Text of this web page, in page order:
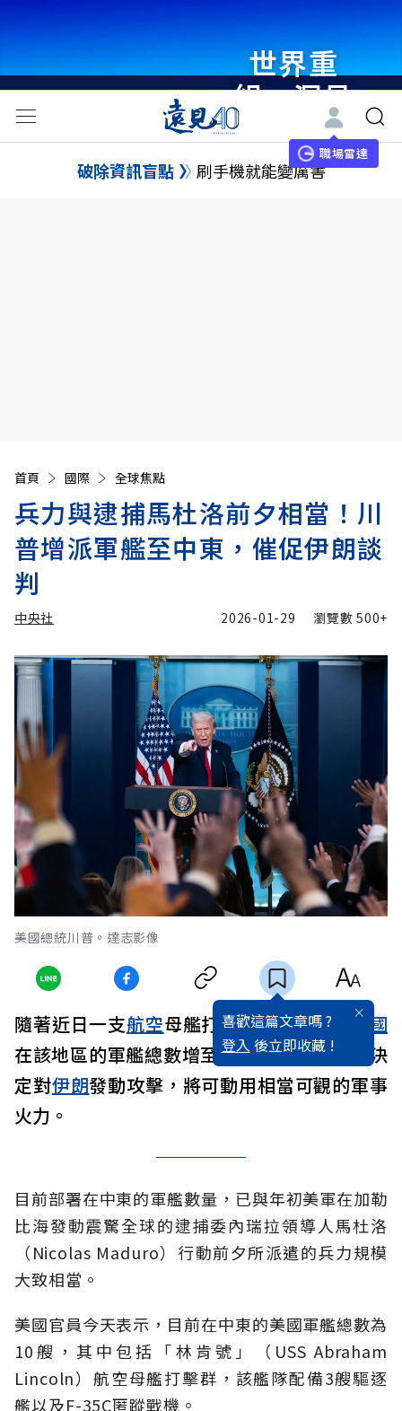
世界重
組・洞見
未來 與
世界領袖
職場雷達
破除資訊盲點 刷手機就能變厲害
首頁 國際 全球焦點
兵力與逮捕馬杜洛前夕相當！川
普增派軍艦至中東，催促伊朗談
判
中央社 2026-01-29 瀏覽數500+
美國總統川普。達志影像
喜歡這篇文章嗎 ?
登入 後立即收藏 !
隨著近日一支航空母艦打擊群抵達中東，
美國
在該地區的軍艦總數增至10艘，若總統川普
決
定對伊朗發動攻擊，將可動用相當可觀的軍事
火力。
目前部署在中東的軍艦數量，已與年初美軍在加勒
比海發動震驚全球的逮捕委內瑞拉領導人馬杜洛
（Nicolas Maduro）行動前夕所派遣的兵力規模
大致相當。
美國官員今天表示，目前在中東的美國軍艦總數為
10艘，其中包括「林肯號」（USS Abraham
Lincoln）航空母艦打擊群，該艦隊配備3艘驅逐
艦以及F-35C匿蹤戰機。